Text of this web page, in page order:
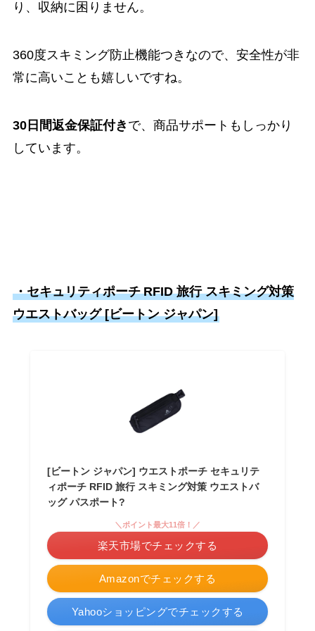
り、収納に困りません。
360度スキミング防止機能つきなので、安全性が非
常に高いことも嬉しいですね。
30日間返金保証付き で、商品サポートもしっかり
しています。
・セキュリティポーチ RFID 旅行 スキミング対策
ウエストバッグ [ビートン ジャパン]
[ビートン ジャパン] ウエストポーチ セキュリテ
ィポーチ RFID 旅行 スキミング対策 ウエストバ
ッグ パスポート?
Amazonでチェックする
＼ポイント最大11倍！／
楽天市場でチェックする
Yahooショッピングでチェックする